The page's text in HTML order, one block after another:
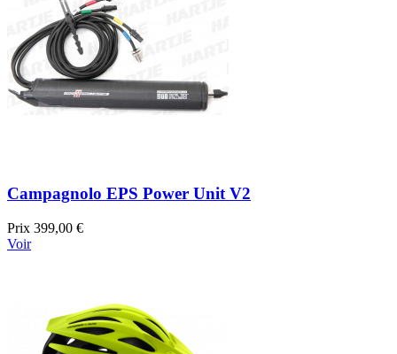
Campagnolo EPS Power Unit V2
Prix 399,00 €
Voir